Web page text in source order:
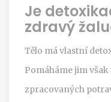
Je
zdravý
Tělo má vlastní
Pomáháme jim
zpracovaných